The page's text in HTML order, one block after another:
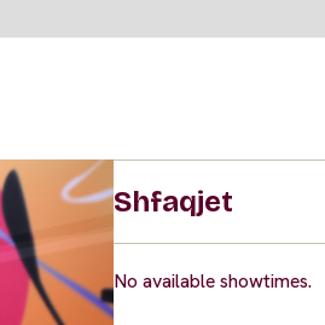
Shfaqjet
No available showtimes.